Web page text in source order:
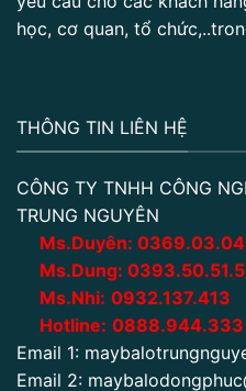
học, cơ quan, tổ
THÔNG TIN LIÊN HỆ
CÔNG TY TNHH CÔNG
TRUNG NGUYÊN
Ms.Duyên: 0
Ms.Dung:
Ms.Nhi: 0932.137.413
Hotline: 0888.944.333
Email 1:
Email 2: